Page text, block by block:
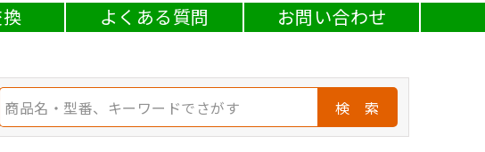
よくある質問 お問い合わせ
検 索